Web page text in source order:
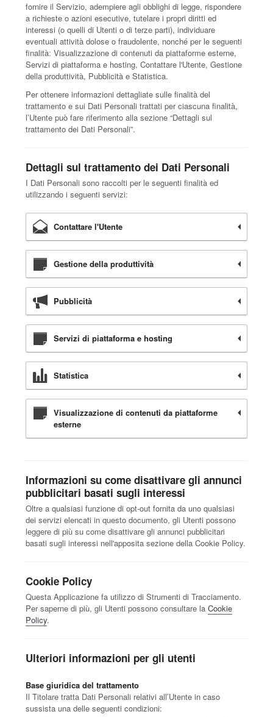
fornire il Servizio, adempiere agli obblighi di legge, rispondere
a richieste o azioni esecutive, tutelare i propri diritti ed
interessi (o quelli di Utenti o di terze parti), individuare
eventuali attività dolose o fraudolente, nonché per le seguenti
finalità: Visualizzazione di contenuti da piattaforme esterne,
Servizi di piattaforma e hosting, Contattare l'Utente, Gestione
della produttività, Pubblicità e Statistica.
Per ottenere informazioni dettagliate sulle finalità del
trattamento e sui Dati Personali trattati per ciascuna finalità,
l’Utente può fare riferimento alla sezione “Dettagli sul
trattamento dei Dati Personali”.
Dettagli sul trattamento dei Dati Personali
I Dati Personali sono raccolti per le seguenti finalità ed
utilizzando i seguenti servizi:
Contattare l'Utente
Gestione della produttività
Pubblicità
Servizi di piattaforma e hosting
Statistica
Visualizzazione di contenuti da piattaforme
esterne
Informazioni su come disattivare gli annunci
pubblicitari basati sugli interessi
Oltre a qualsiasi funzione di opt-out fornita da uno qualsiasi
dei servizi elencati in questo documento, gli Utenti possono
leggere di più su come disattivare gli annunci pubblicitari
basati sugli interessi nell'apposita sezione della Cookie Policy.
Cookie Policy
Questa Applicazione fa utilizzo di Strumenti di Tracciamento.
Per saperne di più, gli Utenti possono consultare laCookie
Policy.
Ulteriori informazioni per gli utenti
Base giuridica del trattamento
Il Titolare tratta Dati Personali relativi all’Utente in caso
sussista una delle seguenti condizioni: